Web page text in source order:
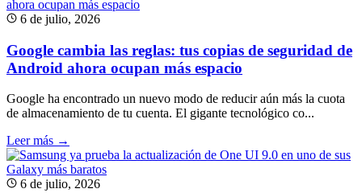
6 de julio, 2026
Google cambia las reglas: tus copias de seguridad de
Android ahora ocupan más espacio
Google ha encontrado un nuevo modo de reducir aún más la cuota
de almacenamiento de tu cuenta. El gigante tecnológico co...
Leer más →
6 de julio, 2026